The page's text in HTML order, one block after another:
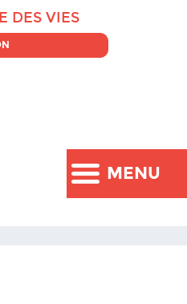
MENU
DES VIES